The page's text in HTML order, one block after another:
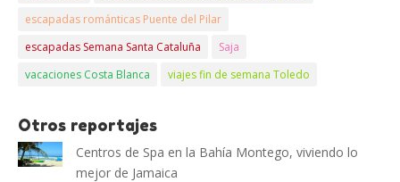
escapadas románticas Puente del Pilar
escapadas Semana Santa Cataluña
Saja
vacaciones Costa Blanca
viajes fin de semana Toledo
Otros reportajes
Centros de Spa en la Bahía Montego, viviendo lo
mejor de Jamaica